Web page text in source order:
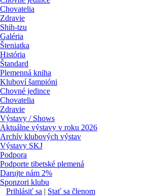
Chovatelia
Zdravie
Shih-tzu
Galéria
Šteniatka
História
Štandard
Plemenná kniha
Kluboví šampióni
Chovné jedince
Chovatelia
Zdravie
Výstavy / Shows
Aktuálne výstavy v roku 2026
Archív klubových výstav
Výstavy SKJ
Podpora
Podporte tibetské plemená
Darujte nám 2%
Sponzori klubu
Prihlásiť sa | Stať sa členom